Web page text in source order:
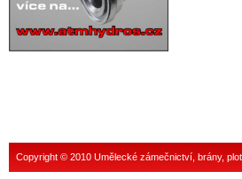
Copyright © 2010 Umělecké zámečnictví, brány,